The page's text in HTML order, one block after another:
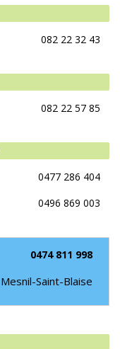
082 22 32 43
082 22 57 85
0477 286 404
0496 869 003
0474 811 998
Mesnil-Saint-Blaise